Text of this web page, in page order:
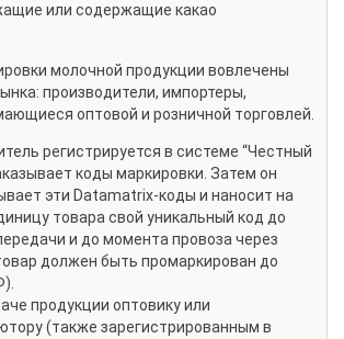
или содержащие какао
молочной продукции вовлечены
производители, импортеры,
оптовой и розничной торговлей.
регистрируется в системе “Честный
коды маркировки. Затем он
эти Datamatrix-коды и наносит на
товара свой уникальный код до
и до момента провоза через
должен быть промаркирован до
продукции оптовику или
(также зарегистрированным в